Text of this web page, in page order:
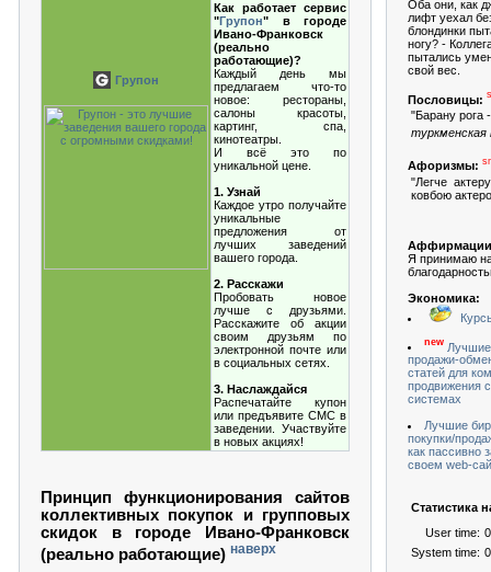
Групон
Как работает сервис
"Групон" в городе
Ивано-Франковск
(реально
работающие)?
Каждый день мы
предлагаем что-то
новое: рестораны,
салоны красоты,
картинг, спа,
кинотеатры.
И всё это по
уникальной цене.
1. Узнай
Каждое утро получайте
уникальные
предложения от
лучших заведений
вашего города.
2. Расскажи
Пробовать новое
лучше с друзьями.
Расскажите об акции
своим друзьям по
электронной почте или
в социальных сетях.
3. Наслаждайся
Распечатайте купон
или предъявите СМС в
заведении. Участвуйте
в новых акциях!
Принцип функционирования сайтов
коллективных покупок и групповых
скидок в городе Ивано-Франковск
(реально работающие) наверх
Оба они, как
лифт уехал
блондинки
ногу? -
пытались
свой вес.
Пословицы:
"Барану рога
туркменская
Афоризмы:
"Легче
ковбою
Я принимаю
Экономика:
new
продажи-
статей для
продвижения
системах
Лучшие
покупки/
как пассивно
своем web-
Статистика
User time:
System time: